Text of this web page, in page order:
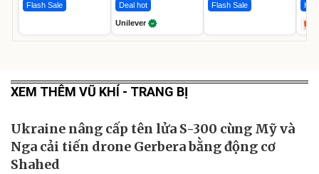
Flash Sale Deal hot
Unilever
Flash Sale Hot
XEM THÊM VŨ KHÍ - TRANG BỊ
Ukraine nâng cấp tên lửa S-300 cùng Mỹ và
Nga cải tiến drone Gerbera bằng động cơ
Shahed